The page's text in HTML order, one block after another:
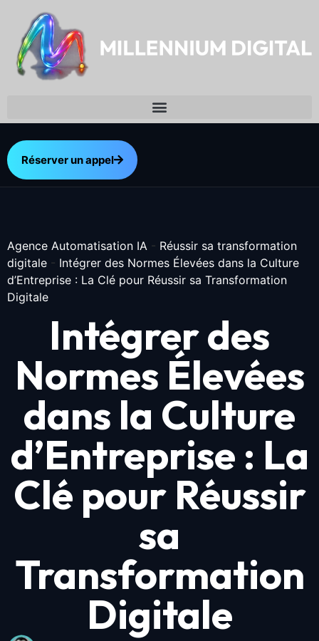
Réserver un appel
Agence Automatisation IA - Réussir sa transformation
digitale - Intégrer des Normes Élevées dans la Culture
d’Entreprise : La Clé pour Réussir sa Transformation
Digitale
Intégrer des
Normes Élevées
dans la Culture
d’Entreprise : La
Clé pour Réussir
sa
Transformation
Digitale